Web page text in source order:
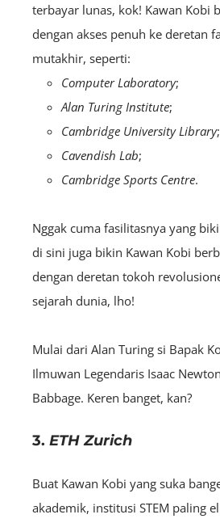
terbayar lunas, kok! Kawan Kobi
dengan akses penuh ke deretan
mutakhir, seperti:
Computer Laboratory;
Alan Turing Institute;
Cambridge University Library;
Cavendish Lab;
Cambridge Sports Centre.
Nggak cuma fasilitasnya yang
di sini juga bikin Kawan Kobi
dengan deretan tokoh
sejarah dunia, lho!
Mulai dari Alan Turing si Bapak
Ilmuwan Legendaris Isaac
Babbage. Keren banget, kan?
3. ETH Zurich
Buat Kawan Kobi yang suka
akademik, institusi STEM paling